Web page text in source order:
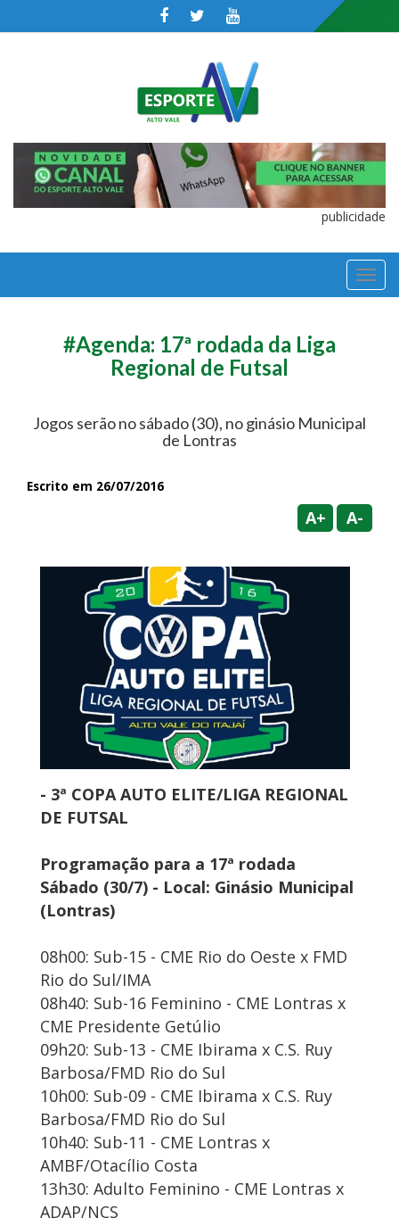
publicidade
#Agenda: 17ª rodada da Liga
Regional de Futsal
Jogos serão no sábado (30), no ginásio Municipal
de Lontras
Escrito em 26/07/2016
A+ A-
- 3ª COPA AUTO ELITE/LIGA REGIONAL
DE FUTSAL
Programação para a 17ª rodada
Sábado (30/7) - Local: Ginásio Municipal
(Lontras)
08h00: Sub-15 - CME Rio do Oeste x FMD
Rio do Sul/IMA
08h40: Sub-16 Feminino - CME Lontras x
CME Presidente Getúlio
09h20: Sub-13 - CME Ibirama x C.S. Ruy
Barbosa/FMD Rio do Sul
10h00: Sub-09 - CME Ibirama x C.S. Ruy
Barbosa/FMD Rio do Sul
10h40: Sub-11 - CME Lontras x
AMBF/Otacílio Costa
13h30: Adulto Feminino - CME Lontras x
ADAP/NCS